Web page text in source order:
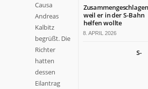
Causa
Andreas
Kalbitz
begrüßt. Die
Richter
hatten
dessen
Eilantrag
weil er in der S-Bahn
helfen wollte
8. APRIL 2026
S-